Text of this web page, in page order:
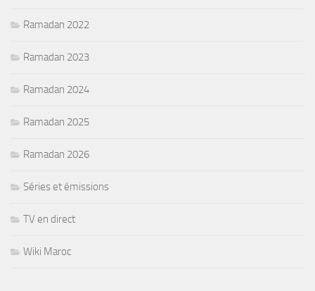
Ramadan 2022
Ramadan 2023
Ramadan 2024
Ramadan 2025
Ramadan 2026
Séries et émissions
TV en direct
Wiki Maroc